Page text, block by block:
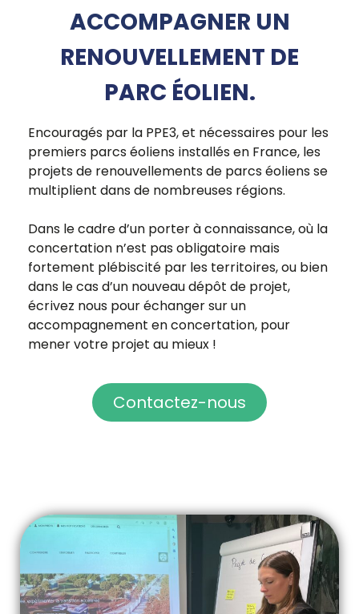
RENOUVELLEMENT DE
PARC ÉOLIEN.
Encouragés par la PPE3, et nécessaires pour les
projets de renouvellements de parcs éoliens se
multiplient dans de nombreuses régions.
Dans le cadre d’un porter à connaissance, où la
fortement plébiscité par les territoires, ou bien
dans le cas d’un nouveau dépôt de projet,
écrivez nous pour échanger sur un
accompagnement en concertation, pour
mener votre projet au mieux !